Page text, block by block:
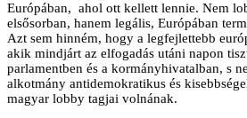
Európában, ahol ott kellett lennie. Nem
elsősorban, hanem legális, Európában
Azt sem hinném, hogy a legfejlettebb
akik mindjárt az elfogadás utáni napon
parlamentben és a kormányhivatalban, s
alkotmány antidemokratikus és
magyar lobby tagjai volnának.